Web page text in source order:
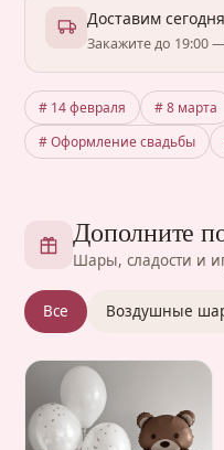
Доставим
Закажите до 19:00
# 14 февраля # 8 марта
# Оформление свадьбы
Дополните
Шары, сладости и
Все Воздушные